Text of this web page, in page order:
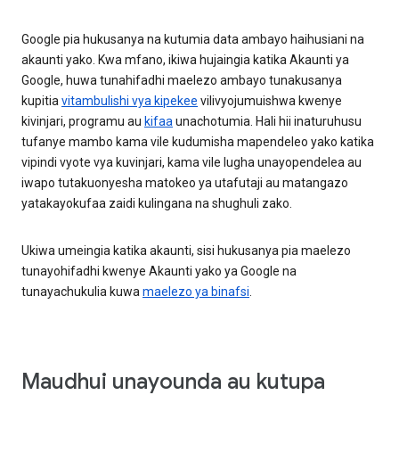
Google pia hukusanya na kutumia data ambayo haihusiani na
akaunti yako. Kwa mfano, ikiwa hujaingia katika Akaunti ya
Google, huwa tunahifadhi maelezo ambayo tunakusanya
kupitia vitambulishi vya kipekee vilivyojumuishwa kwenye
kivinjari, programu au kifaa unachotumia. Hali hii inaturuhusu
tufanye mambo kama vile kudumisha mapendeleo yako katika
vipindi vyote vya kuvinjari, kama vile lugha unayopendelea au
iwapo tutakuonyesha matokeo ya utafutaji au matangazo
yatakayokufaa zaidi kulingana na shughuli zako.
Ukiwa umeingia katika akaunti, sisi hukusanya pia maelezo
tunayohifadhi kwenye Akaunti yako ya Google na
tunayachukulia kuwa maelezo ya binafsi
Maudhui unayounda au kutupa